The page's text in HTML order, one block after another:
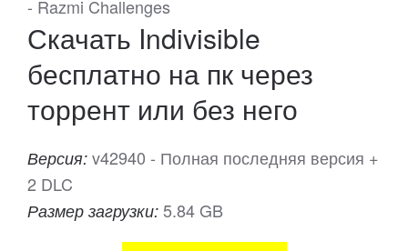
- Razmi Challenges
Скачать Indivisible
бесплатно на пк через
торрент или без него
Версия: v42940 - Полная последняя версия +
2 DLC
Размер загрузки: 5.84 GB